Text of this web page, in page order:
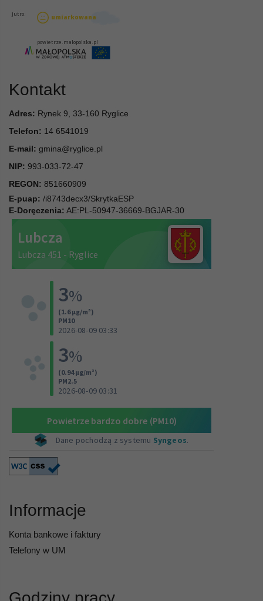
Kontakt
Adres: Rynek 9, 33-160 Ryglice
Telefon: 14 6541019
E-mail: gmina@ryglice.pl
NIP: 993-033-72-47
REGON: 851660909
E-puap: /i8743decx3/SkrytkaESP
E-Doręczenia: AE:PL-50947-36669-BGJAR-30
Informacje
Konta bankowe i faktury
Telefony w UM